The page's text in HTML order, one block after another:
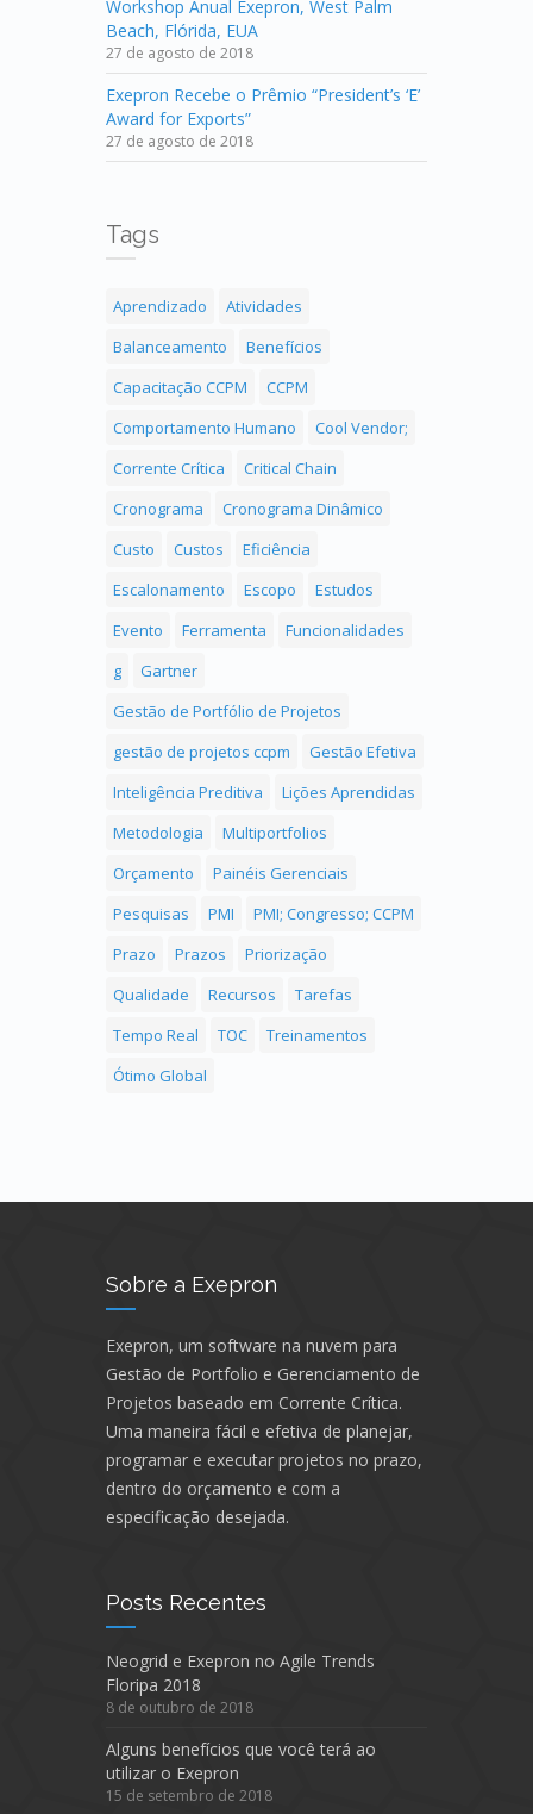
Workshop Anual Exepron, West Palm
Beach, Flórida, EUA
27 de agosto de 2018
Exepron Recebe o Prêmio “President’s ‘E’
Award for Exports”
27 de agosto de 2018
Tags
Aprendizado
Atividades
Balanceamento
Benefícios
Capacitação CCPM
CCPM
Comportamento Humano
Cool Vendor;
Corrente Crítica
Critical Chain
Cronograma
Cronograma Dinâmico
Custo
Custos
Eficiência
Escalonamento
Escopo
Estudos
Evento
Ferramenta
Funcionalidades
g
Gartner
Gestão de Portfólio de Projetos
gestão de projetos ccpm
Gestão Efetiva
Inteligência Preditiva
Lições Aprendidas
Metodologia
Multiportfolios
Orçamento
Painéis Gerenciais
Pesquisas
PMI
PMI; Congresso; CCPM
Prazo
Prazos
Priorização
Qualidade
Recursos
Tarefas
Tempo Real
TOC
Treinamentos
Ótimo Global
Sobre a Exepron
Exepron, um software na nuvem para
Gestão de Portfolio e Gerenciamento de
Projetos baseado em Corrente Crítica.
Uma maneira fácil e efetiva de planejar,
programar e executar projetos no prazo,
dentro do orçamento e com a
especificação desejada.
Posts Recentes
Neogrid e Exepron no Agile Trends
Floripa 2018
8 de outubro de 2018
Alguns benefícios que você terá ao
utilizar o Exepron
15 de setembro de 2018